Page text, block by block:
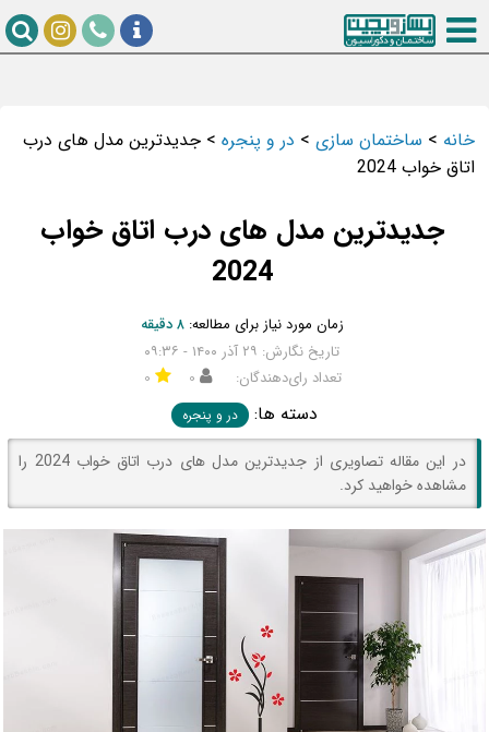
خانه>ساختمان سازی>در و پنجره>جدیدترین مدل های درب
اتاق خواب 2024
جدیدترین مدل های درب اتاق خواب
2024
زمان مورد نیاز برای مطالعه:۸ دقیقه
تاریخ نگارش: ۲۹ آذر ۱۴۰۰ - ۰۹:۳۶
تعداد رای‌دهندگان:
۰ ۰
دسته ها: در و پنجره
در این مقاله تصاویری از جدیدترین مدل های درب اتاق خواب 2024 را
مشاهده خواهید کرد.